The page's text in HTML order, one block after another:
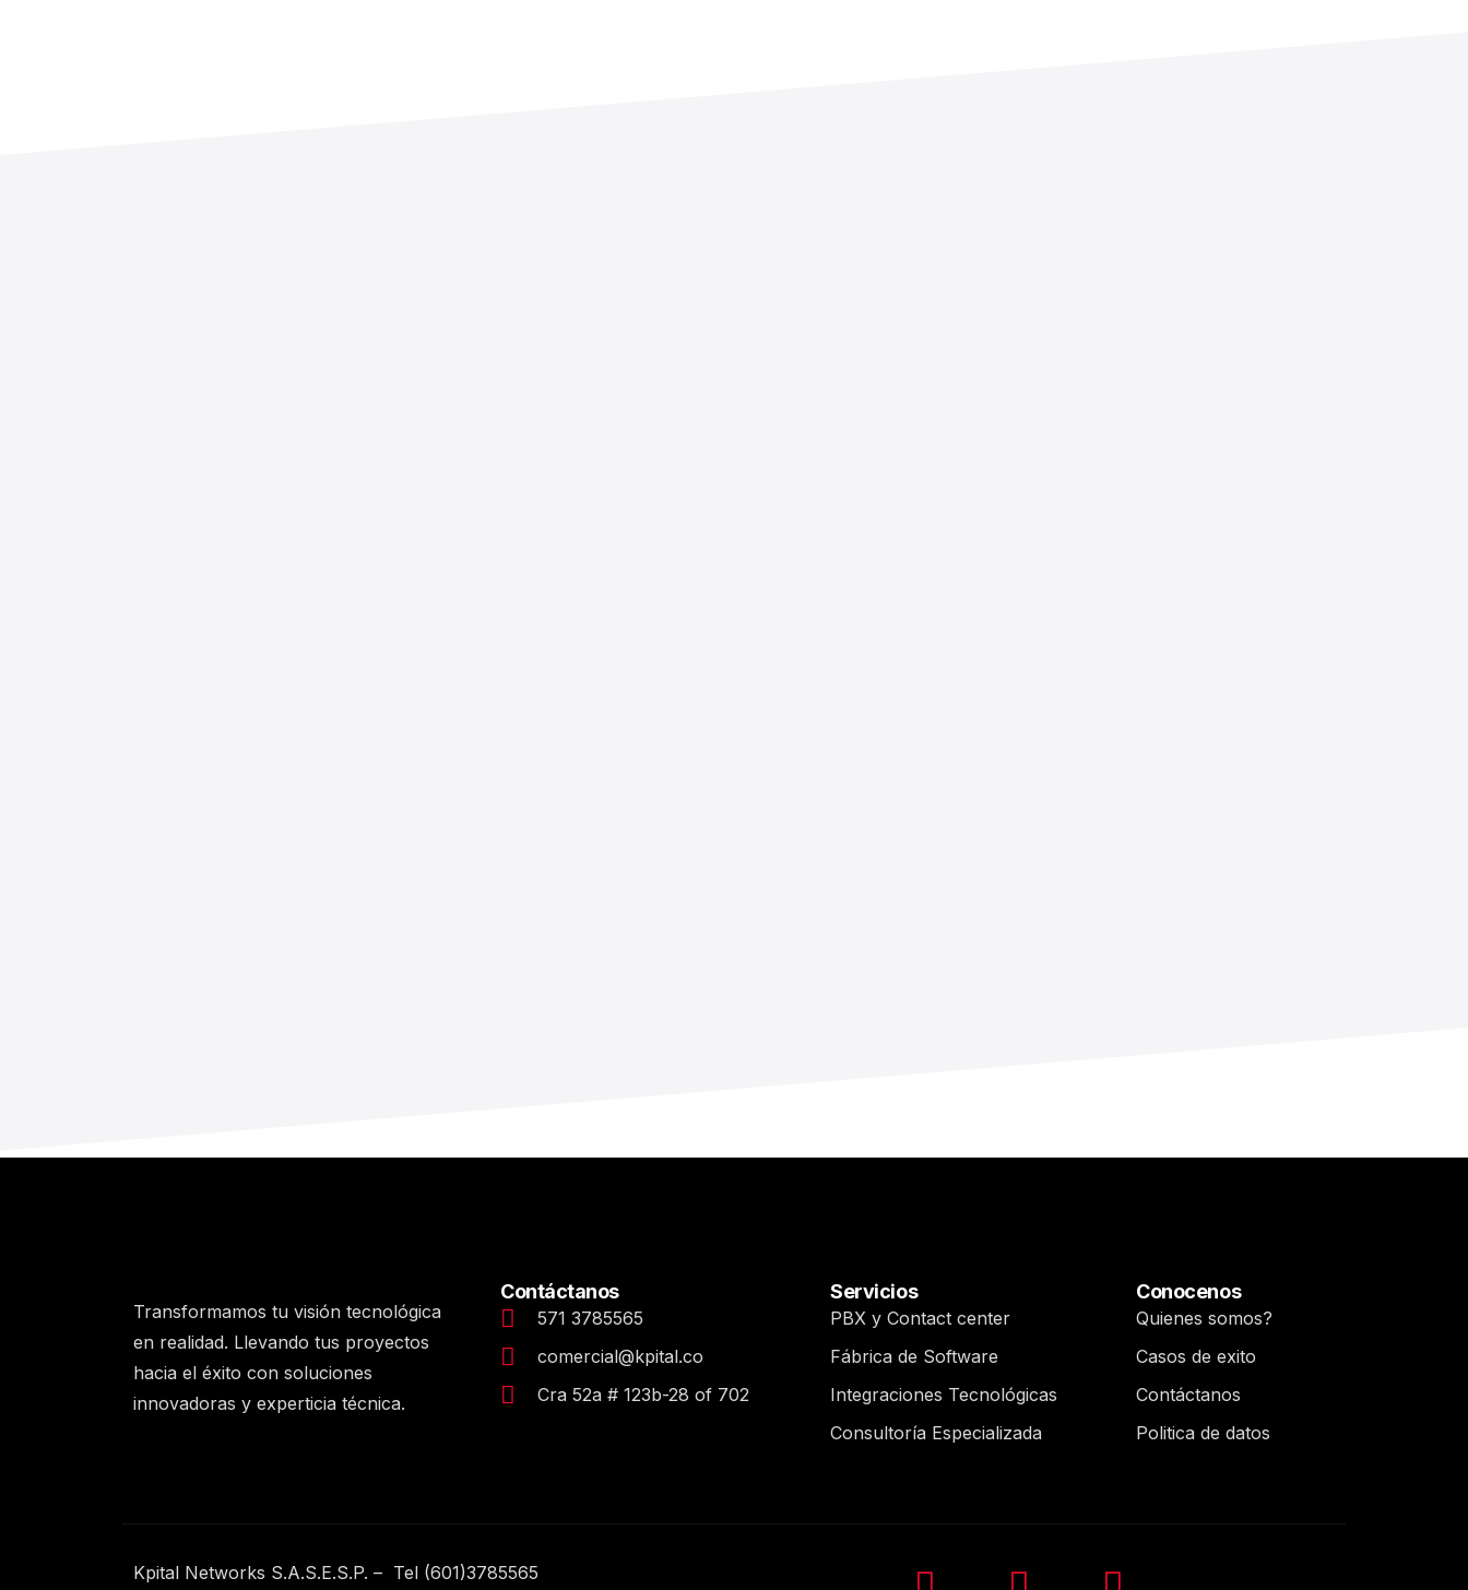
Transformamos tu visión tecnológica
en realidad. Llevando tus proyectos
hacia el éxito con soluciones
innovadoras y experticia técnica.
Contáctanos
571 3785565
comercial@kpital.co
Cra 52a # 123b-28 of 702
Servicios
PBX y Contact center
Fábrica de Software
Integraciones Tecnológicas
Consultoría Especializada
Conocenos
Quienes somos?
Casos de exito
Contáctanos
Politica de datos
Kpital Networks S.A.S.E.S.P. – Tel (601)3785565